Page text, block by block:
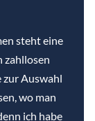
steht eine
zahllosen
Auswahl
wo man
ich habe